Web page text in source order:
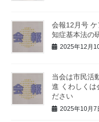
会報12月号
知症基本法の
2025年12月
当会は市民活
進 くわしくは
ださい
2025年10月7